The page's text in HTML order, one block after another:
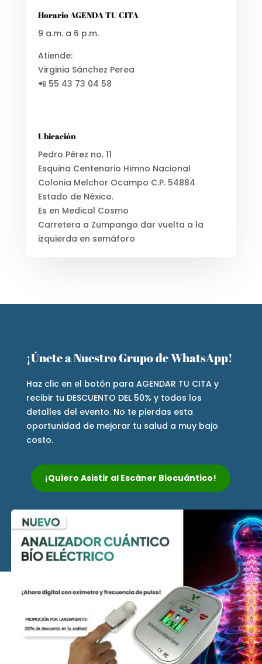
Horario AGENDA TU CITA
9 a.m. a 6 p.m.
Atiende:
Virginia Sánchez Perea
📲 55 43 73 04 58
Ubicación
Pedro Pérez no. 11
Esquina Centenario Himno Nacional
Colonia Melchor Ocampo C.P. 54884
Estado de Néxico.
Es en Medical Cosmo
Carretera a Zumpango dar vuelta a la
izquierda en semáforo
¡Únete a Nuestro Grupo de WhatsApp!
Haz clic en el botón para AGENDAR TU CITA y
recibir tu DESCUENTO DEL 50% y todos los
detalles del evento. No te pierdas esta
oportunidad de mejorar tu salud a muy bajo
costo.
¡Quiero Asistir al Escáner Biocuántico!